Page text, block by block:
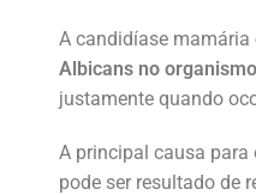
A candidíase mamária
Albicans no organismo
justamente quando
A principal causa
pode ser resultado de